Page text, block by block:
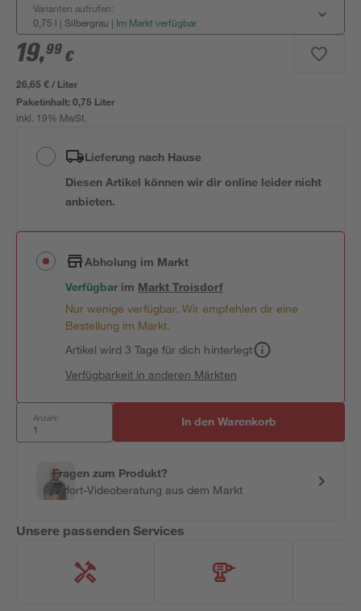
Varianten aufrufen:
0,75 l | Silbergrau | Im Markt verfügbar
19,99 €
26,65 € / Liter
Paketinhalt:0,75 Liter
inkl. 19% MwSt.
Lieferung nach Hause
Diesen Artikel können wir dir online leider nicht
anbieten.
Abholung im Markt
Verfügbar im MarktTroisdorf
Nur wenige verfügbar. Wir empfehlen dir eine
Bestellung im Markt.
Artikel wird 3 Tage für dich hinterlegt
Verfügbarkeit in anderen Märkten
Anzahl: In den Warenkorb
Fragen zum Produkt?
Sofort-Videoberatung aus dem Markt
Unsere passenden Services